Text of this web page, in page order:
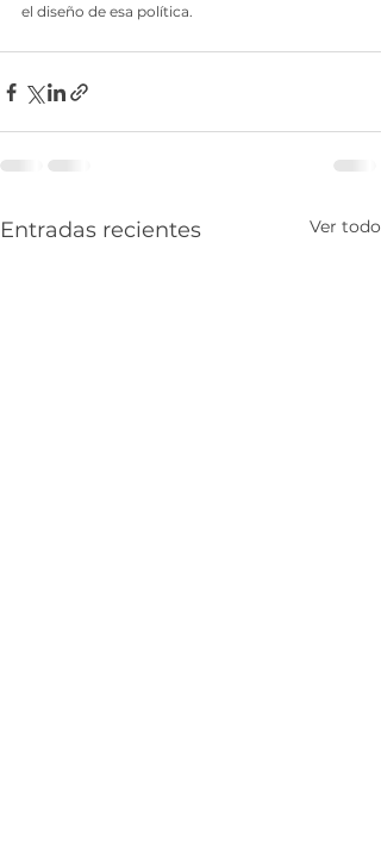
el diseño de esa política.
Entradas recientes Ver todo